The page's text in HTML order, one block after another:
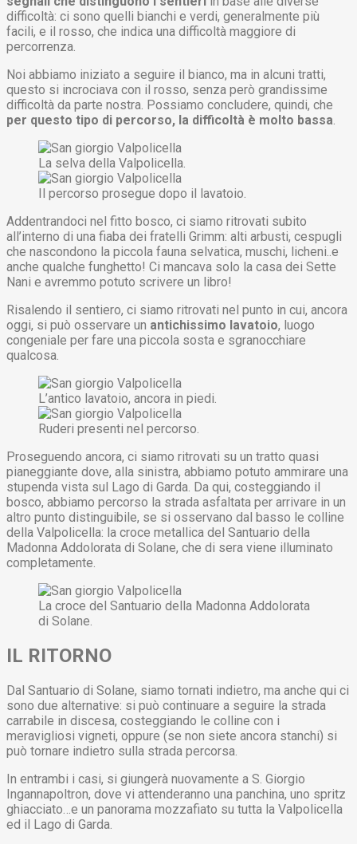
difficoltà: ci sono quelli bianchi e verdi, generalmente più
facili, e il rosso, che indica una difficoltà maggiore di
percorrenza.
Noi abbiamo iniziato a seguire il bianco, ma in alcuni tratti,
questo si incrociava con il rosso, senza però grandissime
difficoltà da parte nostra. Possiamo concludere, quindi, che
per questo tipo di percorso, la difficoltà è molto bassa.
La selva della Valpolicella.
Il percorso prosegue dopo il lavatoio.
Addentrandoci nel fitto bosco, ci siamo ritrovati subito
all’interno di una fiaba dei fratelli Grimm: alti arbusti, cespugli
che nascondono la piccola fauna selvatica, muschi, licheni..e
anche qualche funghetto! Ci mancava solo la casa dei Sette
Nani e avremmo potuto scrivere un libro!
Risalendo il sentiero, ci siamo ritrovati nel punto in cui, ancora
oggi, si può osservare un antichissimo lavatoio, luogo
congeniale per fare una piccola sosta e sgranocchiare
qualcosa.
L’antico lavatoio, ancora in piedi.
Ruderi presenti nel percorso.
Proseguendo ancora, ci siamo ritrovati su un tratto quasi
pianeggiante dove, alla sinistra, abbiamo potuto ammirare una
stupenda vista sul Lago di Garda. Da qui, costeggiando il
bosco, abbiamo percorso la strada asfaltata per arrivare in un
altro punto distinguibile, se si osservano dal basso le colline
della Valpolicella: la croce metallica del Santuario della
Madonna Addolorata di Solane, che di sera viene illuminato
completamente.
La croce del Santuario della Madonna Addolorata
di Solane.
IL RITORNO
Dal Santuario di Solane, siamo tornati indietro, ma anche qui ci
sono due alternative: si può continuare a seguire la strada
carrabile in discesa, costeggiando le colline con i
meravigliosi vigneti, oppure (se non siete ancora stanchi) si
può tornare indietro sulla strada percorsa.
In entrambi i casi, si giungerà nuovamente a S. Giorgio
Ingannapoltron, dove vi attenderanno una panchina, uno spritz
ghiacciato…e un panorama mozzafiato su tutta la Valpolicella
ed il Lago di Garda.